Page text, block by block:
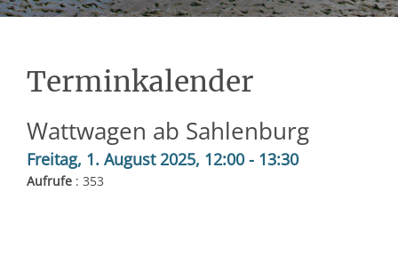
Terminkalender
Wattwagen ab Sahlenburg
Freitag, 1. August 2025, 12:00 - 13:30
Aufrufe : 353